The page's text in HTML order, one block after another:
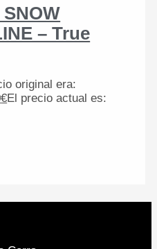
– True
original era:
€El precio actual es: